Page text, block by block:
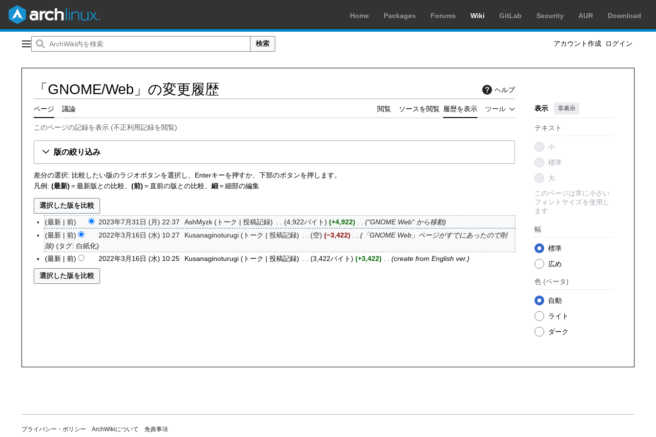
Home Packages Forums Wiki GitLab Security AUR Download
メインメニュー 検索 アカウント作成 ログイン
「GNOME/Web」の変更履歴 ヘルプ
ページ 議論 閲覧 ソースを閲覧 履歴を表示 ツール 表示 非表示
テキスト
小
標準
大
このページは常に小さい
フォントサイズを使用し
ます
幅
標準
広め
色 (ベータ)
自動
ライト
ダーク
このページの記録を表示 (不正利用記録を閲覧)
版の絞り込み
差分の選択: 比較したい版のラジオボタンを選択し、Enterキーを押すか、下部のボタンを押します。
凡例: (最新) ＝最新版との比較、 (前) ＝直前の版との比較、 細＝細部の編集
2
0
最新 前 2023年7月31日 (月) 22:37 AshMyzk トーク 投稿記録 4,922バイト +4,922
"GNOME Web" から移動
2
2
2
年
最新 前 2022年3月16日 (水) 10:27 Kusanaginoturugi トーク 投稿記録 空 −3,422
「GNOME Web」ページがすでにあったので削
除
タグ: 白紙化
最新
前 2022年3月16日 (水) 10:25 Kusanaginoturugi トーク 投稿記録 3,422バイト +3,422 create from English ver.
プライバシー・ポリシー ArchWikiについて 免責事項